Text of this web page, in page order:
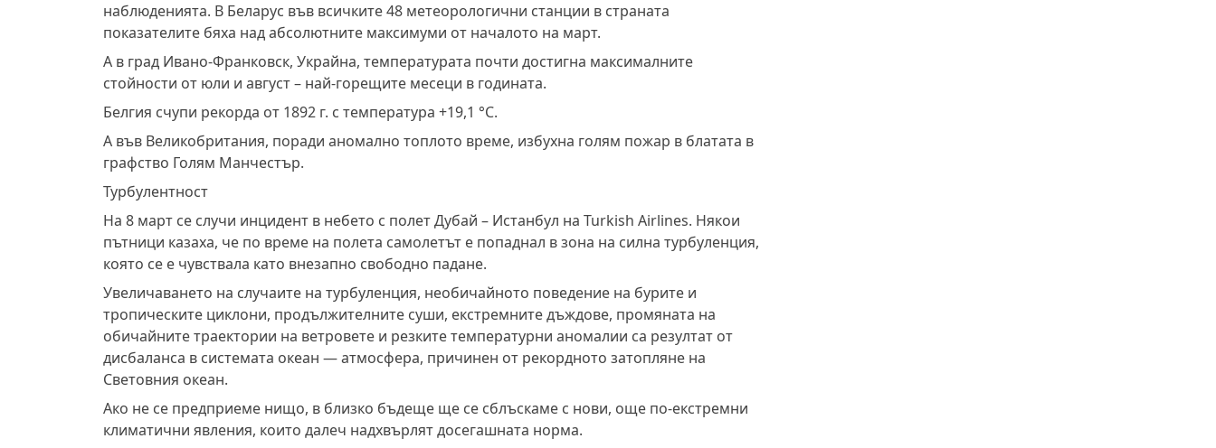
наблюденията. В Беларус във всичките 48 метеорологични станции в страната
показателите бяха над абсолютните максимуми от началото на март.
А в град Ивано-Франковск, Украйна, температурата почти достигна максималните
стойности от юли и август – най-горещите месеци в годината.
Белгия счупи рекорда от 1892 г. с температура +19,1 °C.
А във Великобритания, поради аномално топлото време, избухна голям пожар в блатата в
графство Голям Манчестър.
Турбулентност
На 8 март се случи инцидент в небето с полет Дубай – Истанбул на Turkish Airlines. Някои
пътници казаха, че по време на полета самолетът е попаднал в зона на силна турбуленция,
която се е чувствала като внезапно свободно падане.
Увеличаването на случаите на турбуленция, необичайното поведение на бурите и
тропическите циклони, продължителните суши, екстремните дъждове, промяната на
обичайните траектории на ветровете и резките температурни аномалии са резултат от
дисбаланса в системата океан — атмосфера, причинен от рекордното затопляне на
Световния океан.
Ако не се предприеме нищо, в близко бъдеще ще се сблъскаме с нови, още по-екстремни
климатични явления, които далеч надхвърлят досегашната норма.